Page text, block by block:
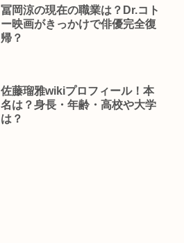
冨岡涼の現在の職業は？Dr.コト
ー映画がきっかけで俳優完全復
帰？
佐藤瑠雅wikiプロフィール！本
名は？身長・年齢・高校や大学
は？